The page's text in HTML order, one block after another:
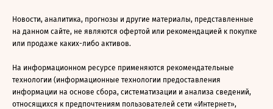
Новости, аналитика, прогнозы и другие материалы, представленные
на данном сайте, не являются офертой или рекомендацией к покупке
или продаже каких-либо активов.
На информационном ресурсе применяются рекомендательные
технологии (информационные технологии предоставления
информации на основе сбора, систематизации и анализа сведений,
относящихся к предпочтениям пользователей сети «Интернет»,